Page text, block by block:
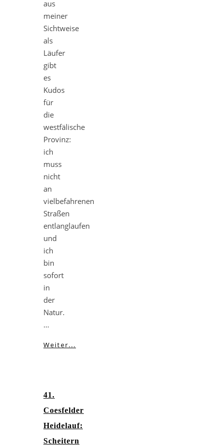
aus
meiner
Sichtweise
als
Läufer
gibt
es
Kudos
für
die
westfälische
Provinz:
ich
muss
nicht
an
vielbefahrenen
Straßen
entlanglaufen
und
ich
bin
sofort
in
der
Natur.
…
Weiter...
41.
Coesfelder
Heidelauf:
Scheitern